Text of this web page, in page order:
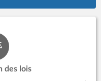
des lois